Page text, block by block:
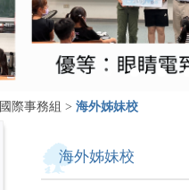
國際事務組 > 海外姊妹校
海外姊妹校